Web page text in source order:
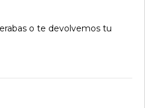
o te devolvemos tu